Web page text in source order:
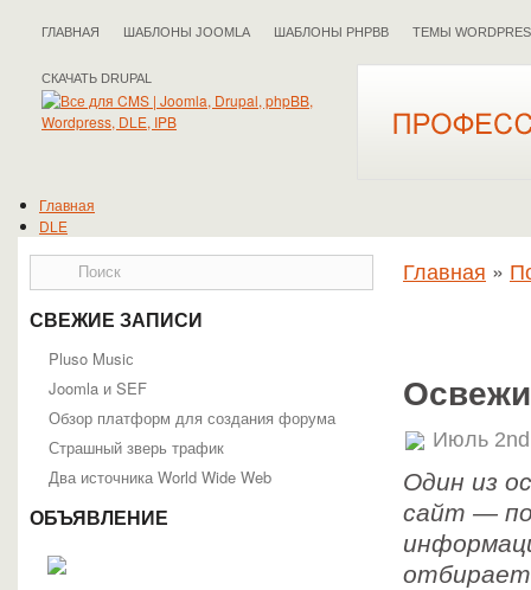
ГЛАВНАЯ ШАБЛОНЫ JOOMLA ШАБЛОНЫ PHPBB ТЕМЫ
СКАЧАТЬ DRUPAL
Главная
DLE
Joomla
phpBB
WordPress
Полезные статьи
СВЕЖИЕ ЗАПИСИ
Pluso Musiс
Joomla и SEF
Обзор платформ для создания форума
Страшный зверь трафик
Два источника World Wide Web
ОБЪЯВЛЕНИЕ
Главная »
Июль
Один из
сайт —
отбирает